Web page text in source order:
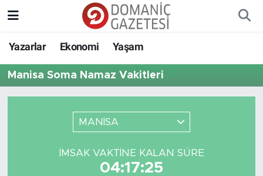
Yazarlar Ekonomi Yaşam
Manisa Soma Namaz Vakitleri
MANİSA
İMSAK VAKTINE KALAN SÜRE
04:17:25